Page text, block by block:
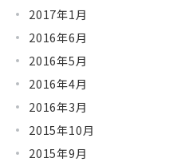
2017年1月
2016年6月
2016年5月
2016年4月
2016年3月
2015年10月
2015年9月